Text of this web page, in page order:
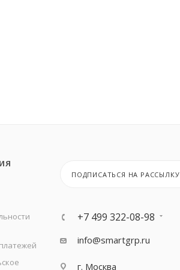
ПОДПИСАТЬСЯ НА РАССЫЛКУ
+7 499 322-08-98
info@smartgrp.ru
г. Москва